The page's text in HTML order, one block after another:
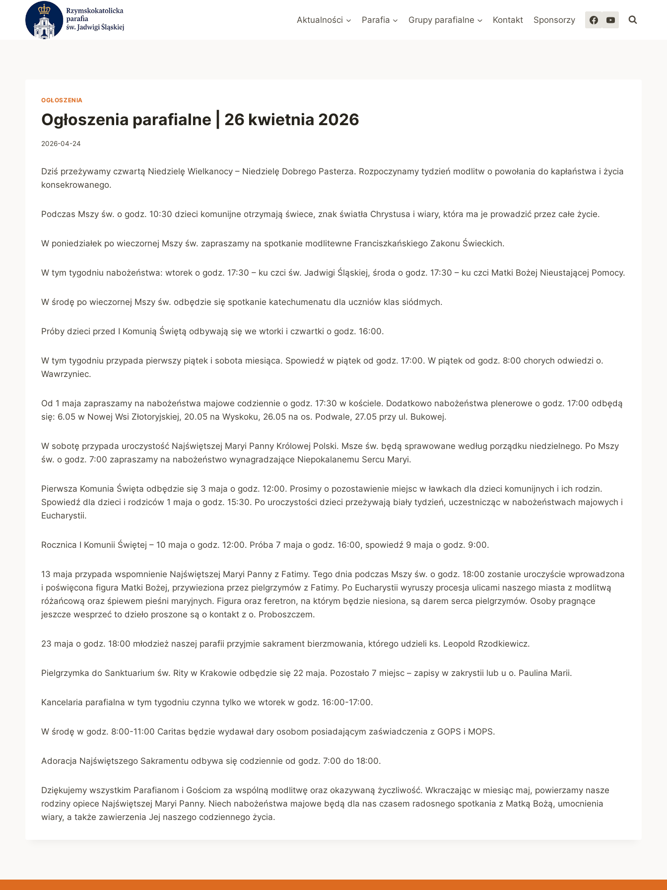
Przejdź
Aktualności Parafia Grupy parafialne Kontakt Sponsorzy
OGŁOSZENIA
Ogłoszenia parafialne | 26 kwietnia 2026
2026-04-24
Dziś przeżywamy czwartą Niedzielę Wielkanocy – Niedzielę Dobrego Pasterza. Rozpoczynamy tydzień modlitw o powołania do kapłaństwa i życia
konsekrowanego.
Podczas Mszy św. o godz. 10:30 dzieci komunijne otrzymają świece, znak światła Chrystusa i wiary, która ma je prowadzić przez całe życie.
W poniedziałek po wieczornej Mszy św. zapraszamy na spotkanie modlitewne Franciszkańskiego Zakonu Świeckich.
W tym tygodniu nabożeństwa: wtorek o godz. 17:30 – ku czci św. Jadwigi Śląskiej, środa o godz. 17:30 – ku czci Matki Bożej Nieustającej Pomocy.
W środę po wieczornej Mszy św. odbędzie się spotkanie katechumenatu dla uczniów klas siódmych.
Próby dzieci przed I Komunią Świętą odbywają się we wtorki i czwartki o godz. 16:00.
W tym tygodniu przypada pierwszy piątek i sobota miesiąca. Spowiedź w piątek od godz. 17:00. W piątek od godz. 8:00 chorych odwiedzi o.
Wawrzyniec.
Od 1 maja zapraszamy na nabożeństwa majowe codziennie o godz. 17:30 w kościele. Dodatkowo nabożeństwa plenerowe o godz. 17:00 odbędą
się: 6.05 w Nowej Wsi Złotoryjskiej, 20.05 na Wyskoku, 26.05 na os. Podwale, 27.05 przy ul. Bukowej.
W sobotę przypada uroczystość Najświętszej Maryi Panny Królowej Polski. Msze św. będą sprawowane według porządku niedzielnego. Po Mszy
św. o godz. 7:00 zapraszamy na nabożeństwo wynagradzające Niepokalanemu Sercu Maryi.
Pierwsza Komunia Święta odbędzie się 3 maja o godz. 12:00. Prosimy o pozostawienie miejsc w ławkach dla dzieci komunijnych i ich rodzin.
Spowiedź dla dzieci i rodziców 1 maja o godz. 15:30. Po uroczystości dzieci przeżywają biały tydzień, uczestnicząc w nabożeństwach majowych i
Eucharystii.
Rocznica I Komunii Świętej – 10 maja o godz. 12:00. Próba 7 maja o godz. 16:00, spowiedź 9 maja o godz. 9:00.
13 maja przypada wspomnienie Najświętszej Maryi Panny z Fatimy. Tego dnia podczas Mszy św. o godz. 18:00 zostanie uroczyście wprowadzona
i poświęcona figura Matki Bożej, przywieziona przez pielgrzymów z Fatimy. Po Eucharystii wyruszy procesja ulicami naszego miasta z modlitwą
różańcową oraz śpiewem pieśni maryjnych. Figura oraz feretron, na którym będzie niesiona, są darem serca pielgrzymów. Osoby pragnące
jeszcze wesprzeć to dzieło proszone są o kontakt z o. Proboszczem.
23 maja o godz. 18:00 młodzież naszej parafii przyjmie sakrament bierzmowania, którego udzieli ks. Leopold Rzodkiewicz.
Pielgrzymka do Sanktuarium św. Rity w Krakowie odbędzie się 22 maja. Pozostało 7 miejsc – zapisy w zakrystii lub u o. Paulina Marii.
Kancelaria parafialna w tym tygodniu czynna tylko we wtorek w godz. 16:00-17:00.
W środę w godz. 8:00-11:00 Caritas będzie wydawał dary osobom posiadającym zaświadczenia z GOPS i MOPS.
Adoracja Najświętszego Sakramentu odbywa się codziennie od godz. 7:00 do 18:00.
Dziękujemy wszystkim Parafianom i Gościom za wspólną modlitwę oraz okazywaną życzliwość. Wkraczając w miesiąc maj, powierzamy nasze
rodziny opiece Najświętszej Maryi Panny. Niech nabożeństwa majowe będą dla nas czasem radosnego spotkania z Matką Bożą, umocnienia
wiary, a także zawierzenia Jej naszego codziennego życia.